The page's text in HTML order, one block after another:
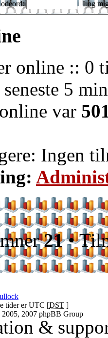
|Log
online :: 0
seneste 5
var
Ingen
21•
tider er UTC [DST ]
2007 phpBB Group
&